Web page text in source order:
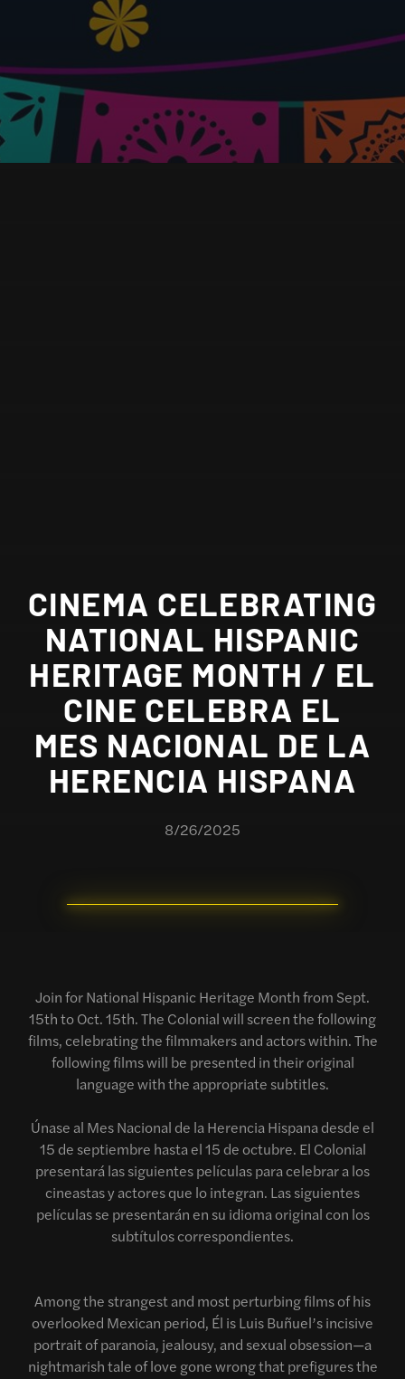
CINEMA CELEBRATING
NATIONAL HISPANIC
HERITAGE MONTH / EL
CINE CELEBRA EL
MES NACIONAL DE LA
HERENCIA HISPANA
8/26/2025
Join for National Hispanic Heritage Month from Sept.
15th to Oct. 15th. The Colonial will screen the following
films, celebrating the filmmakers and actors within. The
following films will be presented in their original
language with the appropriate subtitles.
Únase al Mes Nacional de la Herencia Hispana desde el
15 de septiembre hasta el 15 de octubre. El Colonial
presentará las siguientes películas para celebrar a los
cineastas y actores que lo integran. Las siguientes
películas se presentarán en su idioma original con los
subtítulos correspondientes.
Among the strangest and most perturbing films of his
overlooked Mexican period, Él is Luis Buñuel’s incisive
portrait of paranoia, jealousy, and sexual obsession—a
nightmarish tale of love gone wrong that prefigures the